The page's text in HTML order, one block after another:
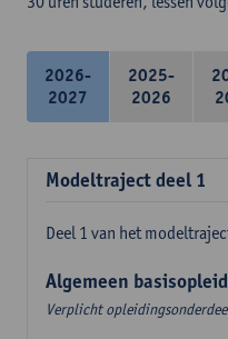
2026-
2027
2025-
2026
Modeltraject deel 1
Deel 1 van het
Algemeen
Verplicht